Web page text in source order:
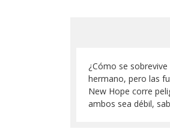
¿Cómo se
hermano, pero las
New Hope corre
ambos sea débil,